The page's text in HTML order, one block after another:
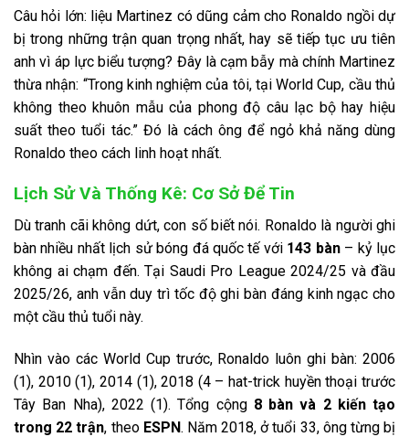
Câu hỏi lớn: liệu Martinez có dũng cảm cho Ronaldo ngồi dự
bị trong những trận quan trọng nhất, hay sẽ tiếp tục ưu tiên
anh vì áp lực biểu tượng? Đây là cạm bẫy mà chính Martinez
thừa nhận: “Trong kinh nghiệm của tôi, tại World Cup, cầu thủ
không theo khuôn mẫu của phong độ câu lạc bộ hay hiệu
suất theo tuổi tác.” Đó là cách ông để ngỏ khả năng dùng
Ronaldo theo cách linh hoạt nhất.
Lịch Sử Và Thống Kê: Cơ Sở Để Tin
Dù tranh cãi không dứt, con số biết nói. Ronaldo là người ghi
bàn nhiều nhất lịch sử bóng đá quốc tế với 143 bàn– kỷ lục
không ai chạm đến. Tại Saudi Pro League 2024/25 và đầu
2025/26, anh vẫn duy trì tốc độ ghi bàn đáng kinh ngạc cho
một cầu thủ tuổi này.
Nhìn vào các World Cup trước, Ronaldo luôn ghi bàn: 2006
(1), 2010 (1), 2014 (1), 2018 (4 – hat-trick huyền thoại trước
Tây Ban Nha), 2022 (1). Tổng cộng 8 bàn và 2 kiến tạo
trong 22 trận, theo ESPN. Năm 2018, ở tuổi 33, ông từng bị